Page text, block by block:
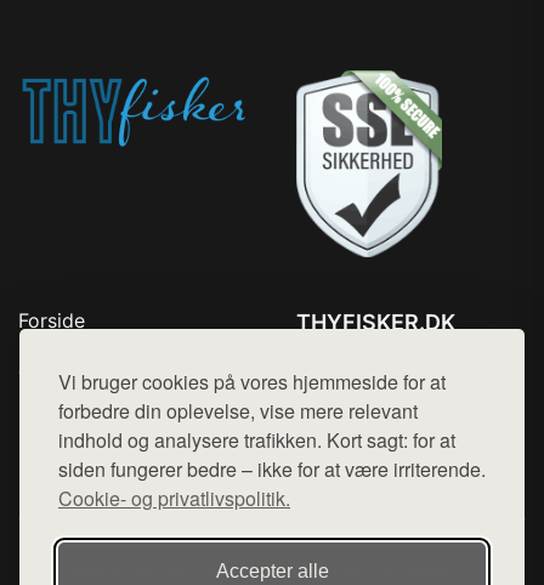
Vi bruger cookies på vores hjemmeside for at
forbedre din oplevelse, vise mere relevant
indhold og analysere trafikken. Kort sagt: for at
siden fungerer bedre – ikke for at være irriterende.
Cookie- og privatlivspolitik.
Accepter alle
Forside
Top Rabatter
Kontakt
THYFISKER.DK
Mail: hej@want.dk
Cookie- og privatlivspolitik
Denne side er en del af want.dk, der udgiver en række